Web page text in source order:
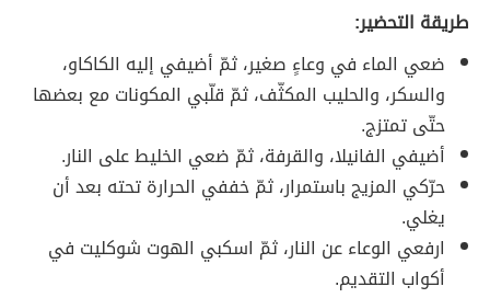
طريقة التحضير:
ضعي الماء في وعاءٍ صغير، ثمّ أضيفي إليه الكاكاو،
والسكر، والحليب المكثّف، ثمّ قلّبي المكونات مع بعضها
حتّى تمتزج.
أضيفي الفانيلا، والقرفة، ثمّ ضعي الخليط على النار.
حرّكي المزيج باستمرار، ثمّ خففي الحرارة تحته بعد أن
يغلي.
ارفعي الوعاء عن النار، ثمّ اسكبي الهوت شوكليت في
أكواب التقديم.